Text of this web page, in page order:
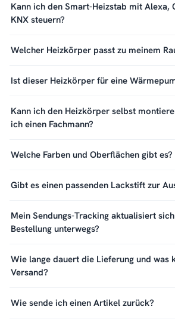
Kann ich den Smart-Heizstab mit Alexa,
KNX steuern?
Welcher Heizkörper passt zu meinem
Ist dieser Heizkörper für eine
Kann ich den Heizkörper selbst
ich einen Fachmann?
Welche Farben und Oberflächen gibt es?
Gibt es einen passenden Lackstift zur
Mein Sendungs-Tracking aktualisiert
Bestellung unterwegs?
Wie lange dauert die Lieferung und was
Versand?
Wie sende ich einen Artikel zurück?